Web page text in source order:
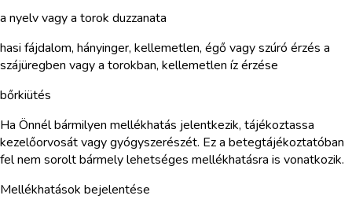
a nyelv vagy a torok duzzanata
hasi fájdalom, hányinger, kellemetlen, égő vagy szúró érzés a
szájüregben vagy a torokban, kellemetlen íz érzése
bőrkiütés
Ha Önnél bármilyen mellékhatás jelentkezik, tájékoztassa
kezelőorvosát vagy gyógyszerészét. Ez a betegtájékoztatóban
fel nem sorolt bármely lehetséges mellékhatásra is vonatkozik.
Mellékhatások bejelentése